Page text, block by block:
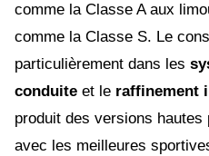
comme la Classe A aux
comme la Classe S. Le
particulièrement dans les
conduite et le raffinement
produit des versions
avec les meilleures